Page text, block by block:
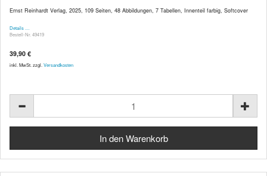
Ernst Reinhardt Verlag, 2025, 109 Seiten, 48 Abbildungen, 7 Tabellen, Innenteil farbig, Softcover
Details …
Bestell-Nr. 49419
39,90 €
inkl. MwSt. zzgl. Versandkosten